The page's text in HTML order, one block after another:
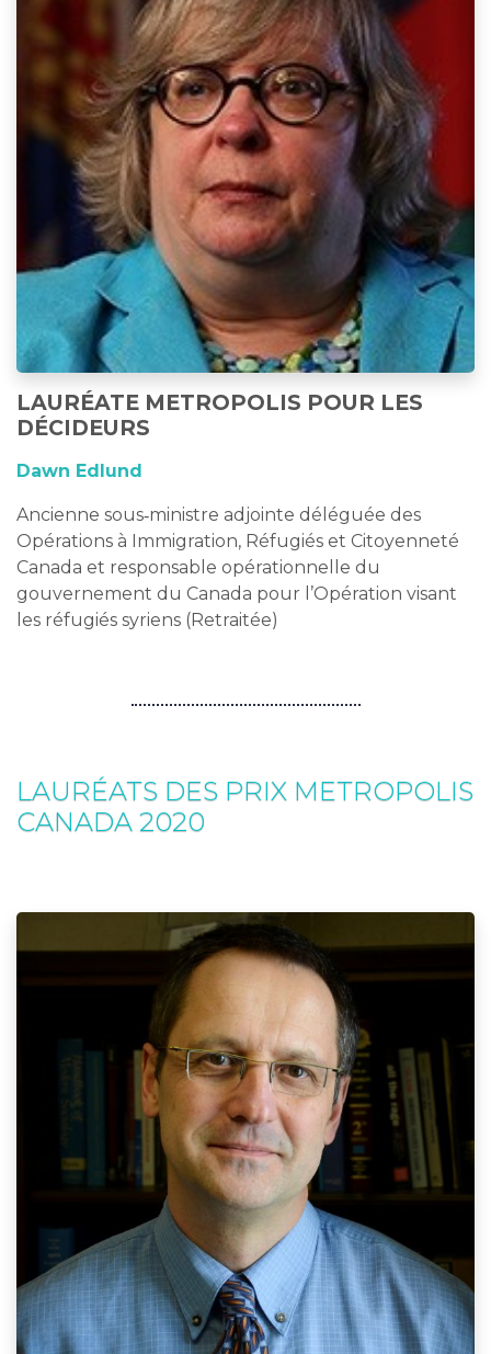
LAURÉATE METROPOLIS POUR LES
DÉCIDEURS
Dawn Edlund
Ancienne sous‑ministre adjointe déléguée des
Opérations à Immigration, Réfugiés et Citoyenneté
Canada et responsable opérationnelle du
gouvernement du Canada pour l’Opération visant
les réfugiés syriens (Retraitée)
LAURÉATS DES PRIX METROPOLIS
CANADA 2020